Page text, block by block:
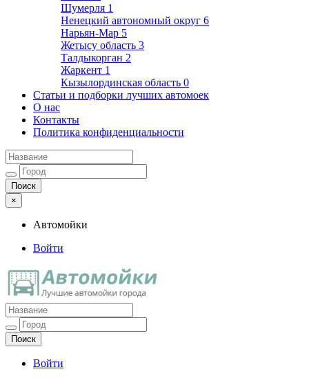
Шумерля 1
Ненецкий автономный округ 6
Нарьян-Мар 5
Жетысу область 3
Талдыкорган 2
Жаркент 1
Кызылординская область 0
Статьи и подборки лучших автомоек
О нас
Контакты
Политика конфиденциальности
×
Автомойки
Войти
Автомойки
Ещё один сайт на WordPress
Войти